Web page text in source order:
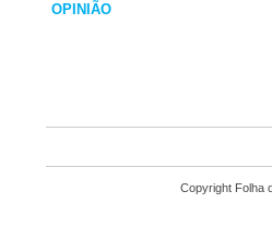
OPINIÃO
Copyright Folha